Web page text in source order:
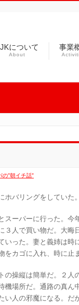
について
About
事業
”朝イチ話”
ホバリングをしてい
スーパーに行った。
３人で買い物だ。大
いった。妻と義姉は
カゴに入れ、時に止
の操縦は簡単だ。２人
機場所だ。通路の真
い人の邪魔になる。だ